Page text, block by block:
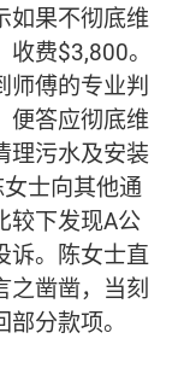
如果不彻底维
费$3,800。
师傅的专业判
便答应彻底维
理污水及安装
士向其他通
较下发现A公
诉。陈女士直
之凿凿，当刻
分款项。